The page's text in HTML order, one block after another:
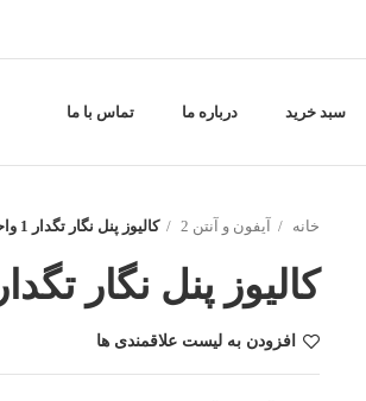
سبد خرید درباره ما تماس با ما
خانه
آیفون و آنتن 2 کالیوز پنل نگار تگدار 1 واحدی کد 02
کالیوز پنل نگار تگدار 1 واحدی کد 02
افزودن به لیست علاقمندی ها